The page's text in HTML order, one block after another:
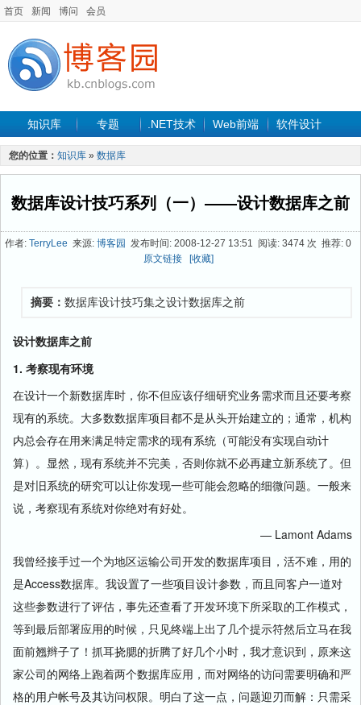
首页 新闻 博问 会员
知识库 专题 .NET技术 Web前端 软件设计
手机开发 软件工程
最新文章
您的位置： 知识库 » 数据库
数据库设计技巧系列（一）——设计数据库之前
作者: TerryLee 来源: 博客园 发布时间: 2008-12-27 13:51 阅读: 3474 次 推荐: 0
原文链接
[收藏]
摘要： 数据库设计技巧集之设计数据库之前
设计数据库之前
1. 考察现有环境
在设计一个新数据库时，你不但应该仔细研究业务需求而且还要考察
现有的系统。大多数数据库项目都不是从头开始建立的；通常，机构
内总会存在用来满足特定需求的现有系统（可能没有实现自动计
算）。显然，现有系统并不完美，否则你就不必再建立新系统了。但
是对旧系统的研究可以让你发现一些可能会忽略的细微问题。一般来
说，考察现有系统对你绝对有好处。
— Lamont Adams
我曾经接手过一个为地区运输公司开发的数据库项目，活不难，用的
是Access数据库。我设置了一些项目设计参数，而且同客户一道对
这些参数进行了评估，事先还查看了开发环境下所采取的工作模式，
等到最后部署应用的时候，只见终端上出了几个提示符然后立马在我
面前翘辫子了！抓耳挠腮的折腾了好几个小时，我才意识到，原来这
家公司的网络上跑着两个数据库应用，而对网络的访问需要明确和严
格的用户帐号及其访问权限。明白了这一点，问题迎刃而解：只需采